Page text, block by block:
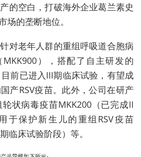
的空白，打破海外企业葛兰素史
场的垄断地位。
对老年人群的重组呼吸道合胞病
MKK900），搭配了自主研发的
前已进入III期临床试验，有望成
产RSV疫苗。此外，公司在研产
状病毒疫苗MKK200（已完成II
于保护新生儿的重组RSV疫苗
临床试验阶段）等。